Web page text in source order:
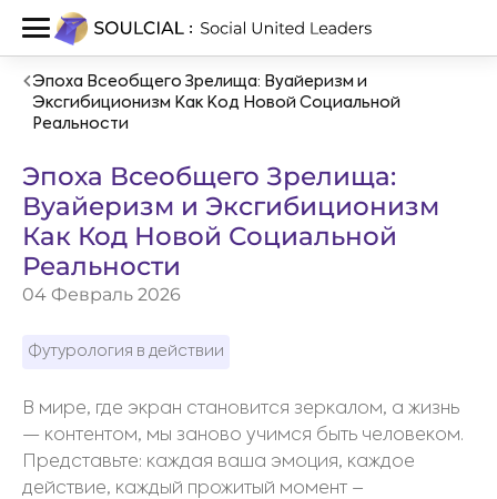
Эпоха Всеобщего Зрелища: Вуайеризм и
Эксгибиционизм Как Код Новой Социальной
Реальности
Эпоха Всеобщего Зрелища:
Вуайеризм и Эксгибиционизм
Как Код Новой Социальной
Реальности
04 Февраль 2026
Футурология в действии
В мире, где экран становится зеркалом, а жизнь
— контентом, мы заново учимся быть человеком.
Представьте: каждая ваша эмоция, каждое
действие, каждый прожитый момент –